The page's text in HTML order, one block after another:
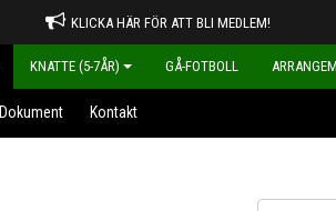
KLICKA HÄR FÖR ATT BLI MEDLEM!
KNATTE (5-7ÅR) GÅ-FOTBOLL
Dokument Kontakt